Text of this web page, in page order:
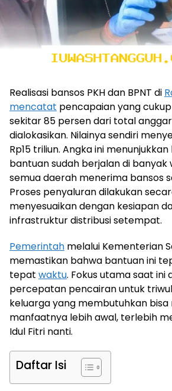
Realisasi bansos PKH dan BPNT di
mencatat pencapaian yang
sekitar 85 persen dari total
dialokasikan. Nilainya sendiri
Rp15 triliun. Angka ini
bantuan sudah berjalan di banyak
semua daerah menerima bansos
Proses penyaluran dilakukan
menyesuaikan dengan kesiapan
infrastruktur distribusi setempat.
Pemerintah melalui Kementerian
memastikan bahwa bantuan ini
tepat waktu. Fokus utama saat ini
percepatan pencairan untuk
keluarga yang membutuhkan
manfaatnya lebih awal, terlebih
Idul Fitri nanti.
Daftar Isi